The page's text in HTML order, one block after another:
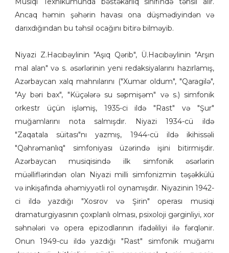
Ancaq həmin şəhərin havası ona düşmədiyindən və
darıxdığından bu təhsil ocağını bitirə bilməyib.
Niyazi Z.Hacıbəylinin "Aşıq Qərib", Ü.Hacıbəylinin "Arşın
mal alan" və s. əsərlərinin yeni redaksiyalarını hazırlamış,
Azərbaycan xalq mahnılarını ("Xumar oldum", "Qaragilə",
"Ay bəri bax", "Küçələrə su səpmişəm" və s.) simfonik
orkestr üçün işləmiş, 1935-ci ildə "Rast" və "Şur"
muğamlarını nota salmışdır. Niyazi 1934-cü ildə
"Zaqatala süitası"nı yazmış, 1944-cü ildə ikihissəli
"Qəhrəmanlıq" simfoniyası üzərində işini bitirmişdir.
Azərbaycan musiqisində ilk simfonik əsərlərin
müəlliflərindən olan Niyazi milli simfonizmin təşəkkülü
və inkişafında əhəmiyyətli rol oynamışdır. Niyazinin 1942-
ci ildə yazdığı "Xosrov və Şirin" operası musiqi
dramaturgiyasının çoxplanlı olması, psixoloji gərginliyi, xor
səhnələri və opera epizodlarının ifadəliliyi ilə fərqlənir.
Onun 1949-cu ildə yazdığı "Rast" simfonik muğamı